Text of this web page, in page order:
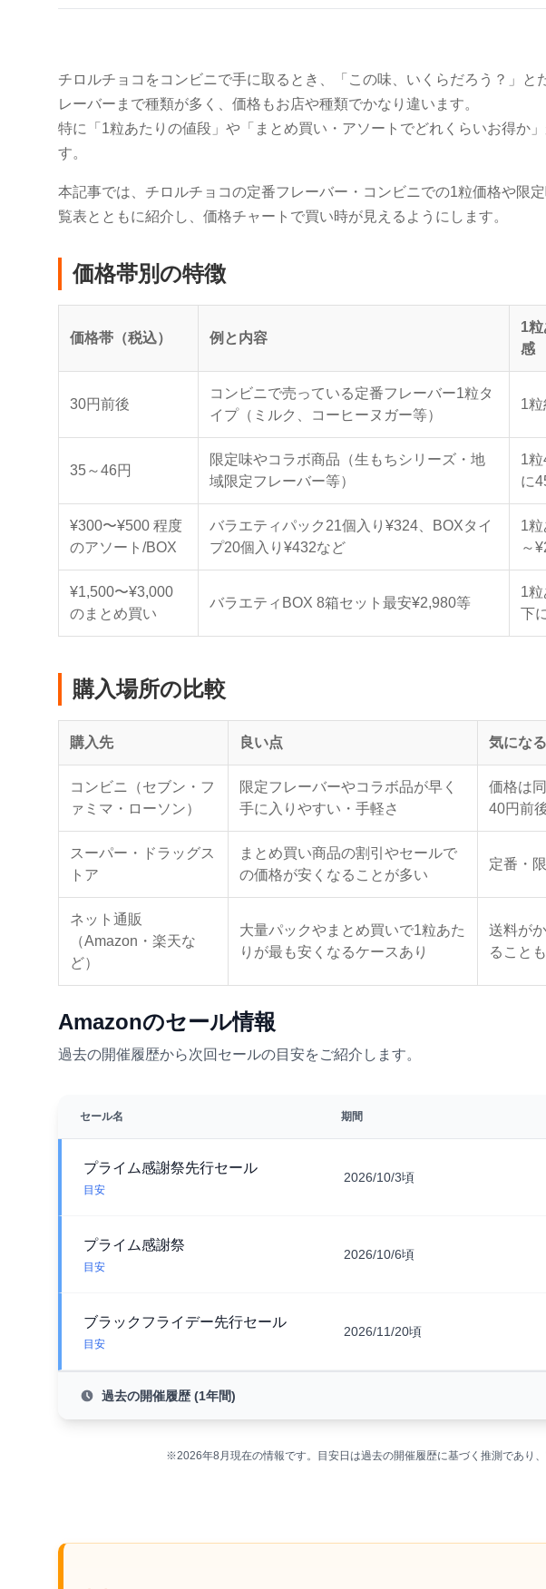
チロルチョコをコンビニで手に取るとき、「この味、いくらだろう？」
レーバーまで種類が多く、価格もお店や種類でかなり違います。
特に「1粒あたりの値段」や「まとめ買い・アソートでどれくらいお得か
す。
本記事では、チロルチョコの定番フレーバー・コンビニでの1粒価格や限
覧表とともに紹介し、価格チャートで買い時が見えるようにします。
価格帯別の特徴
価格帯（税込） 例と内容
1
感
30円前後
コンビニで売っている定番フレーバー1粒タ
イプ（ミルク、コーヒーヌガー等）
1粒
35～46円
限定味やコラボ商品（生もちシリーズ・地
域限定フレーバー等）
1
に
¥300〜¥500 程度
のアソート/BOX
バラエティパック21個入り¥324、BOXタイ
プ20個入り¥432など
1
～
¥1,500〜¥3,000
のまとめ買い
バラエティBOX 8箱セット最安¥2,980等
1
下
購入場所の比較
購入先 良い点 気にな
コンビニ（セブン・フ
ァミマ・ローソン）
限定フレーバーやコラボ品が早く
手に入りやすい・手軽さ
価格は
40円前
スーパー・ドラッグス
トア
まとめ買い商品の割引やセールで
の価格が安くなることが多い
定番・
ネット通販
（Amazon・楽天な
ど）
大量パックやまとめ買いで1粒あた
りが最も安くなるケースあり
送料が
ること
Amazonのセール情報
過去の開催履歴から次回セールの目安をご紹介します。
セール名 期間
プライム感謝祭先行セール
目安
2026/10/3頃
プライム感謝祭
目安
2026/10/6頃
ブラックフライデー先行セール
目安
2026/11/20頃
過去の開催履歴 (1年間)
※2026年8月現在の情報です。目安日は過去の開催履歴に基づく推測であり